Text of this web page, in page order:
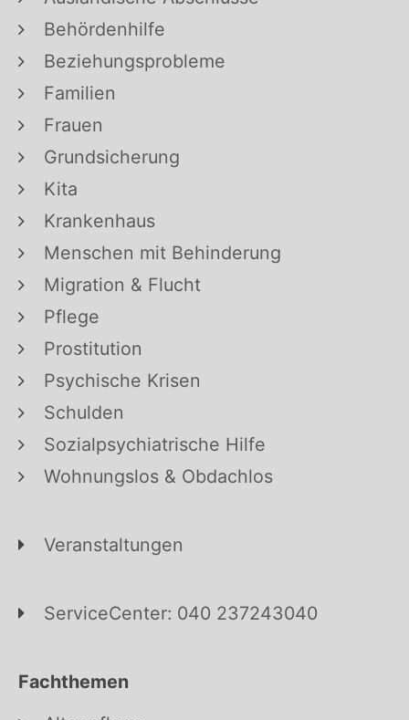
Behördenhilfe
Beziehungsprobleme
Familien
Frauen
Grundsicherung
Kita
Krankenhaus
Menschen mit Behinderung
Migration & Flucht
Pflege
Prostitution
Psychische Krisen
Schulden
Sozialpsychiatrische Hilfe
Wohnungslos & Obdachlos
Veranstaltungen
ServiceCenter: 040 237243040
Fachthemen